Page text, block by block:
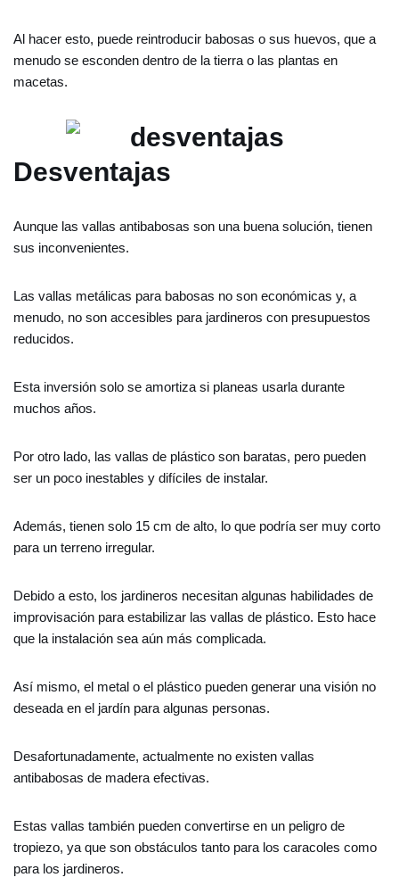
Al hacer esto, puede reintroducir babosas o sus huevos, que a
menudo se esconden dentro de la tierra o las plantas en
macetas.
Desventajas
Aunque las vallas antibabosas son una buena solución, tienen
sus inconvenientes.
Las vallas metálicas para babosas no son económicas y, a
menudo, no son accesibles para jardineros con presupuestos
reducidos.
Esta inversión solo se amortiza si planeas usarla durante
muchos años.
Por otro lado, las vallas de plástico son baratas, pero pueden
ser un poco inestables y difíciles de instalar.
Además, tienen solo 15 cm de alto, lo que podría ser muy corto
para un terreno irregular.
Debido a esto, los jardineros necesitan algunas habilidades de
improvisación para estabilizar las vallas de plástico. Esto hace
que la instalación sea aún más complicada.
Así mismo, el metal o el plástico pueden generar una visión no
deseada en el jardín para algunas personas.
Desafortunadamente, actualmente no existen vallas
antibabosas de madera efectivas.
Estas vallas también pueden convertirse en un peligro de
tropiezo, ya que son obstáculos tanto para los caracoles como
para los jardineros.